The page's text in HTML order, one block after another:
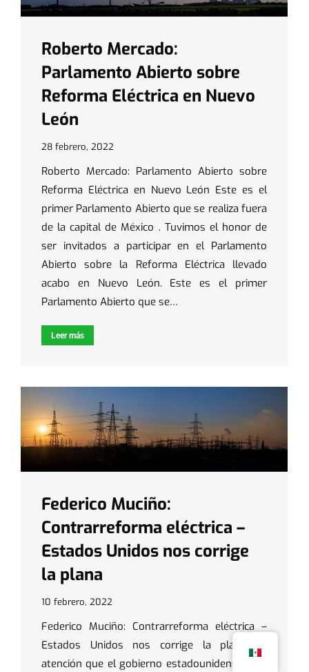
Roberto Mercado:
Parlamento Abierto sobre
Reforma Eléctrica en Nuevo
León
28 febrero, 2022
Roberto Mercado: Parlamento Abierto sobre
Reforma Eléctrica en Nuevo León Este es el
primer Parlamento Abierto que se realiza fuera
de la capital de México . Tuvimos el honor de
ser invitados a participar en el Parlamento
Abierto sobre la Reforma Eléctrica llevado
acabo en Nuevo León. Este es el primer
Parlamento Abierto que se…
Leer más
Federico Muciño:
Contrarreforma eléctrica –
Estados Unidos nos corrige
la plana
10 febrero, 2022
Federico Muciño: Contrarreforma eléctrica –
Estados Unidos nos corrige la plana La
atención que el gobierno estadounidense está